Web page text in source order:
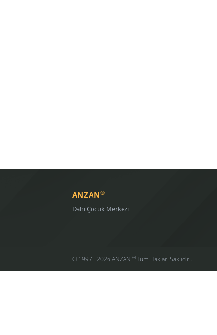
ANZAN®
Dahi Çocuk Merkezi
© 1997 - 2026 ANZAN ®Tüm Hakları Saklıdır .